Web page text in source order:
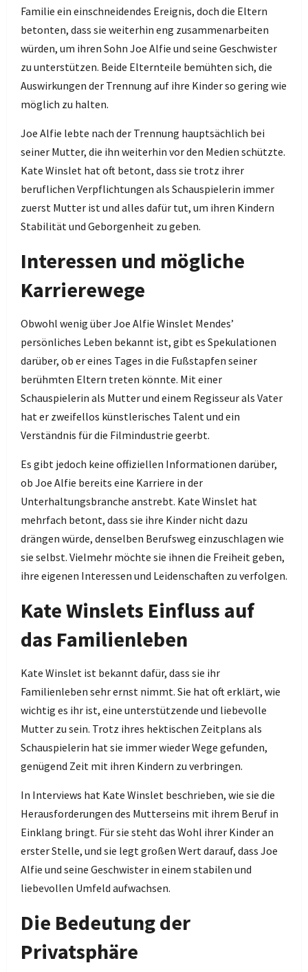
Familie ein einschneidendes Ereignis, doch die Eltern
betonten, dass sie weiterhin eng zusammenarbeiten
würden, um ihren Sohn Joe Alfie und seine Geschwister
zu unterstützen. Beide Elternteile bemühten sich, die
Auswirkungen der Trennung auf ihre Kinder so gering wie
möglich zu halten.
Joe Alfie lebte nach der Trennung hauptsächlich bei
seiner Mutter, die ihn weiterhin vor den Medien schützte.
Kate Winslet hat oft betont, dass sie trotz ihrer
beruflichen Verpflichtungen als Schauspielerin immer
zuerst Mutter ist und alles dafür tut, um ihren Kindern
Stabilität und Geborgenheit zu geben.
Interessen und mögliche
Karrierewege
Obwohl wenig über Joe Alfie Winslet Mendes’
persönliches Leben bekannt ist, gibt es Spekulationen
darüber, ob er eines Tages in die Fußstapfen seiner
berühmten Eltern treten könnte. Mit einer
Schauspielerin als Mutter und einem Regisseur als Vater
hat er zweifellos künstlerisches Talent und ein
Verständnis für die Filmindustrie geerbt.
Es gibt jedoch keine offiziellen Informationen darüber,
ob Joe Alfie bereits eine Karriere in der
Unterhaltungsbranche anstrebt. Kate Winslet hat
mehrfach betont, dass sie ihre Kinder nicht dazu
drängen würde, denselben Berufsweg einzuschlagen wie
sie selbst. Vielmehr möchte sie ihnen die Freiheit geben,
ihre eigenen Interessen und Leidenschaften zu verfolgen.
Kate Winslets Einfluss auf
das Familienleben
Kate Winslet ist bekannt dafür, dass sie ihr
Familienleben sehr ernst nimmt. Sie hat oft erklärt, wie
wichtig es ihr ist, eine unterstützende und liebevolle
Mutter zu sein. Trotz ihres hektischen Zeitplans als
Schauspielerin hat sie immer wieder Wege gefunden,
genügend Zeit mit ihren Kindern zu verbringen.
In Interviews hat Kate Winslet beschrieben, wie sie die
Herausforderungen des Mutterseins mit ihrem Beruf in
Einklang bringt. Für sie steht das Wohl ihrer Kinder an
erster Stelle, und sie legt großen Wert darauf, dass Joe
Alfie und seine Geschwister in einem stabilen und
liebevollen Umfeld aufwachsen.
Die Bedeutung der
Privatsphäre